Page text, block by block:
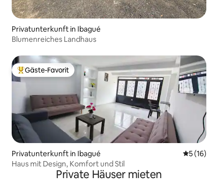
Privatunterkunft in Ibagué
Blumenreiches Landhaus
Beliebter Gäste-Favorit.
Gäste-Favorit
Privatunterkunft in Ibagué
5 (16)
Haus mit Design, Komfort und Stil
Private Häuser mieten